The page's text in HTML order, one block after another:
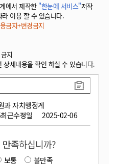
에서 제작한 "한눈에 서비스"저작
라 이용 할 수 있습니다.
금지+변경금지
지
세내용을 확인 하실 수 있습니다.
과 자치행정계
최근수정일 2025-02-06
만족하십니까?
보통
불만족